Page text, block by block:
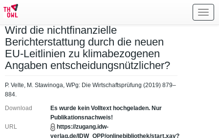
Wird die nichtfinanzielle
Berichterstattung durch die neuen
EU-Leitlinien zu klimabezogenen
Angaben entscheidungsnützlicher?
P. Velte, M. Stawinoga, WPg: Die Wirtschaftsprüfung (2019) 879–
884.
Download
Es wurde kein Volltext hochgeladen. Nur
Publikationsnachweis!
URL
https://zugang.idw-
verlag.de/IDW_OPP/onlinebibliothek/start.xav?